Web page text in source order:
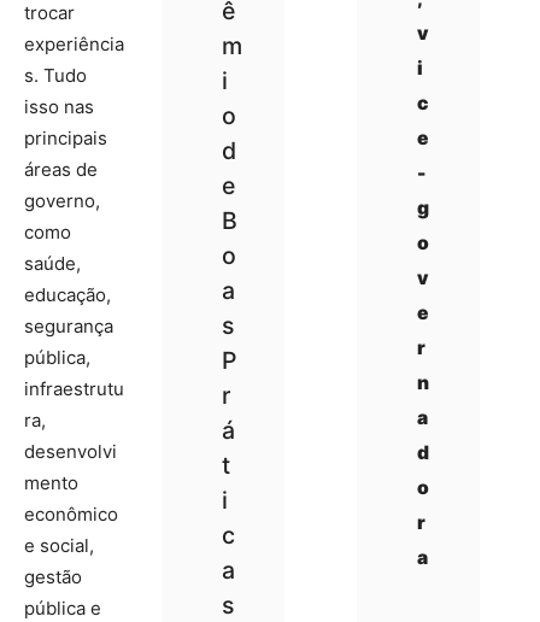
v
i
c
e
-
g
o
v
e
r
n
a
d
o
r
a
ê
m
i
o
d
e
B
o
a
s
P
r
á
t
i
c
a
s
trocar
experiência
s. Tudo
isso nas
principais
áreas de
governo,
como
saúde,
educação,
segurança
pública,
infraestrutu
ra,
desenvolvi
mento
econômico
e social,
gestão
pública e